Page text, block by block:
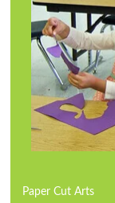
Paper Cut Arts